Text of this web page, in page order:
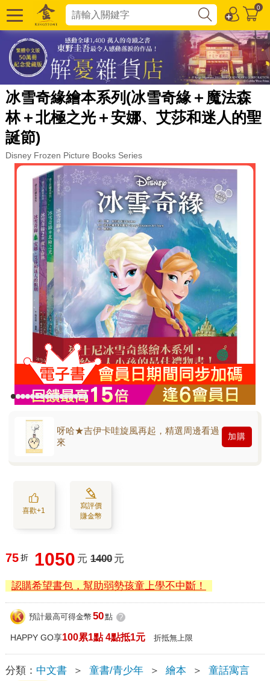
0
冰雪奇緣繪本系列(冰雪奇緣＋魔法森
林＋北極之光＋安娜、艾莎和迷人的聖
誕節)
Disney Frozen Picture Books Series
呀哈★吉伊卡哇旋風再起，精選周邊看過
來
加購
喜歡+1
寫評價
賺金幣
75 折 1050 元 1400 元
認購希望書包，幫助弱勢孩童上學不中斷！
預計最高可得金幣 50點 ?
HAPPY GO享100累1點 4點抵1元 折抵無上限
分類： 中文書 ＞ 童書/青少年 ＞ 繪本 ＞ 童話寓言